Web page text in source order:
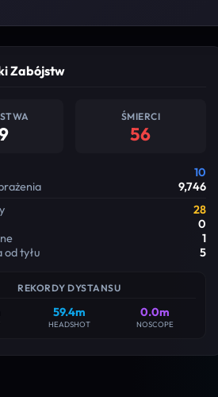
Zabójstw
ŚMIERCI
56
10
9,746
28
0
1
od tyłu
5
REKORDY DYSTANSU
59.4m
HEADSHOT
0.0m
NOSCOPE